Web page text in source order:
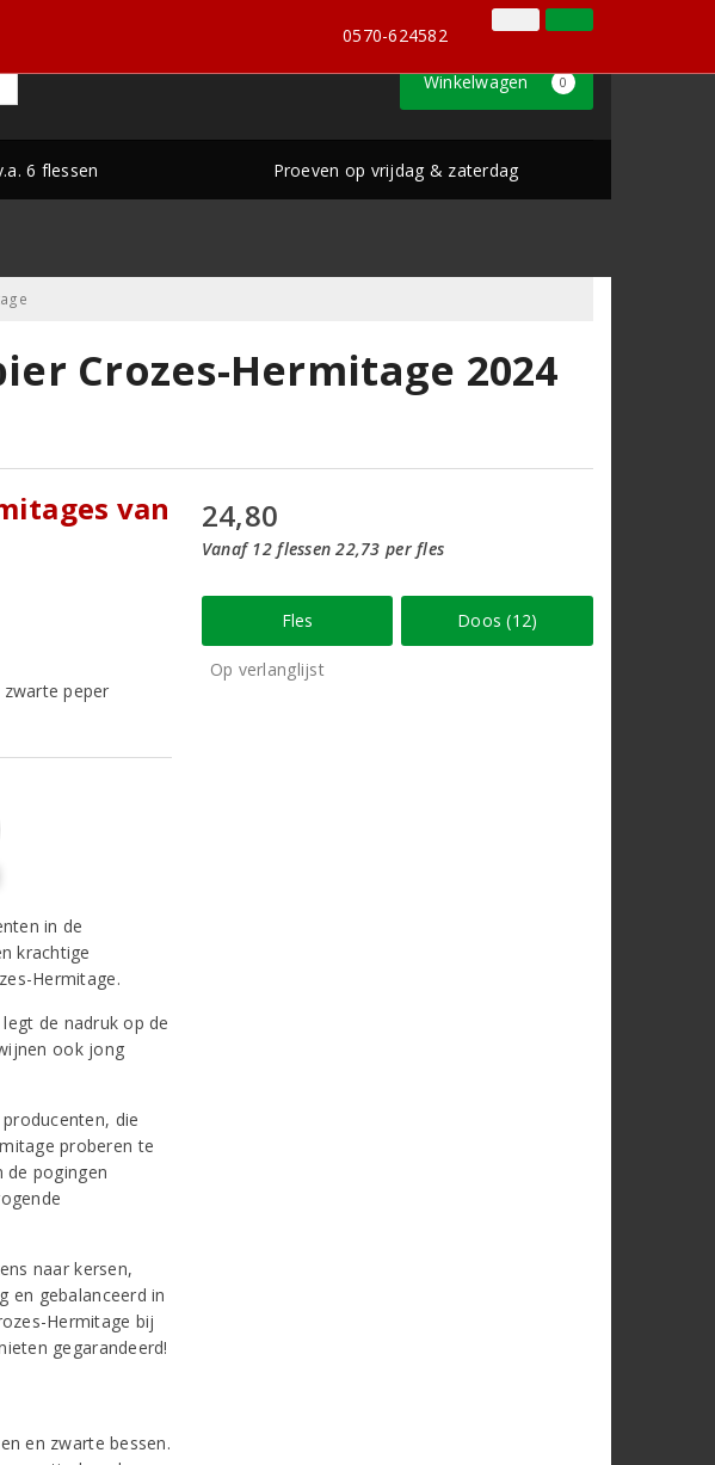
0570-624582 Inloggen Klantenservice
Winkelwagen 0
6 flessen Proeven op vrijdag & zaterdag
0570-624582
Crozes-Hermitage 2024
van
peper
in de
krachtige
Hermitage.
de nadruk op de
ook jong
die
proberen te
de pogingen
naar kersen,
en gebalanceerd in
Hermitage bij
gegarandeerd!
en zwarte bessen.
24,80
Vanaf 12 flessen 22,73 per fles
Fles Doos (12)
Op verlanglijst